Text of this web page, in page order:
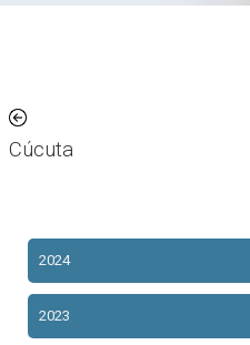
Cúcuta
2024
2023